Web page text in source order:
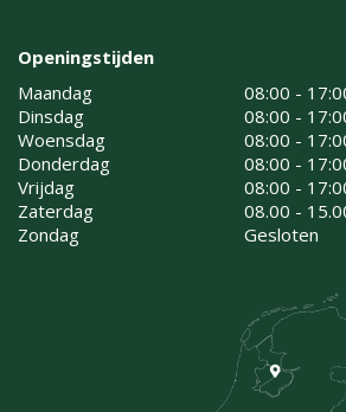
Openingstijden
Maandag
08:00 -
Dinsdag
08:00 -
Woensdag
08:00 -
Donderdag
08:00 -
Vrijdag
08:00 -
Zaterdag
08.00 -
Zondag
Gesloten